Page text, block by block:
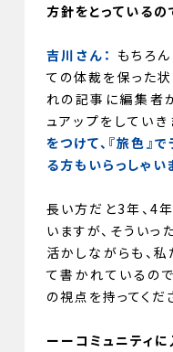
方針をとっているの
吉川さん： もちろ
ての体裁を保った
れの記事に編集者
ュアップをしていき
をつけて、『旅色』
る方もいらっしゃい
長い方だと3年、4
いますが、そうい
活かしながらも、
て書かれているの
の視点を持ってくだ
ーーコミュニティ